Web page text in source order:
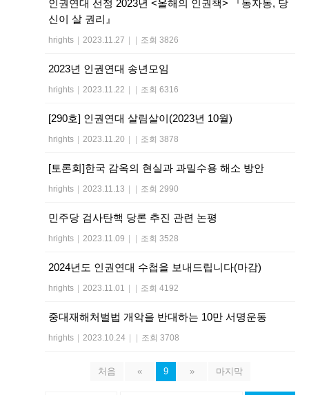
인권연대 선정 2023년 <올해의 인권책> 『동자동, 당
신이 살 권리』
hrights 2023.11.27 조회 3826
2023년 인권연대 송년모임
hrights 2023.11.22 조회 6316
[290호] 인권연대 살림살이(2023년 10월)
hrights 2023.11.20 조회 3878
[토론회]한국 감옥의 현실과 과밀수용 해소 방안
hrights 2023.11.13 조회 2990
민주당 검사탄핵 당론 추진 관련 논평
hrights 2023.11.09 조회 3528
2024년도 인권연대 수첩을 보내드립니다(마감)
hrights 2023.11.01 조회 4192
중대재해처벌법 개악을 반대하는 10만 서명운동
hrights 2023.10.24 조회 3708
처음 « 9 » 마지막